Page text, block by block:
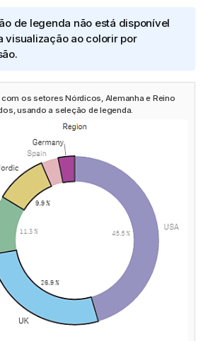
de legenda não está disponível
visualização ao colorir por
os setores Nórdicos, Alemanha e Reino
usando a seleção de legenda.